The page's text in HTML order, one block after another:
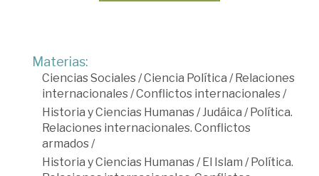
Materias:
Ciencias Sociales/Ciencia Política /Relaciones
internacionales/Conflictos internacionales/
Historia y Ciencias Humanas/Judáica /Política.
Relaciones internacionales. Conflictos
armados/
Historia y Ciencias Humanas/El Islam /Política.